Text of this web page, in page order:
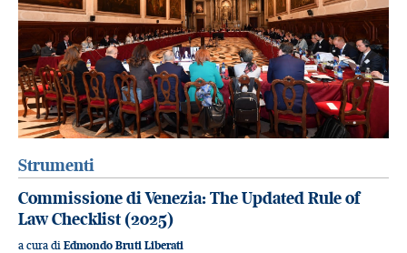
Strumenti
Commissione di Venezia: The Updated Rule of
Law Checklist (2025)
a cura di Edmondo Bruti Liberati